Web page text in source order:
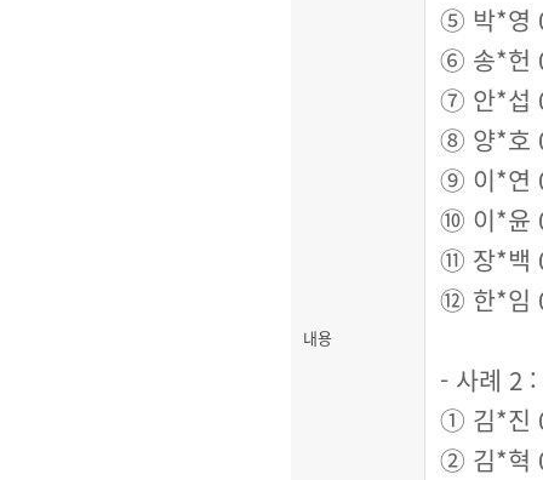
내용
⑤ 박*영
⑥ 송*헌
⑦ 안*섭
⑧ 양*호
⑨ 이*연
⑩ 이*윤
⑪ 장*백
⑫ 한*임
- 사례 2 :
① 김*진
② 김*혁